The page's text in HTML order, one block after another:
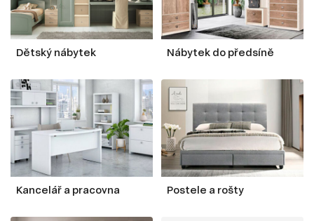
Dětský nábytek Nábytek do předsíně
Kancelář a pracovna Postele a rošty